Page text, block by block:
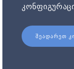
ᲨᲔᲐᲓᲐᲠᲔᲗ